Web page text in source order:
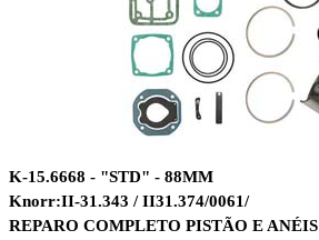
K-15.6668 - "STD" - 88MM
Knorr:II-31.343 / II31.374/0061/
REPARO COMPLETO PISTÃO E ANÉIS